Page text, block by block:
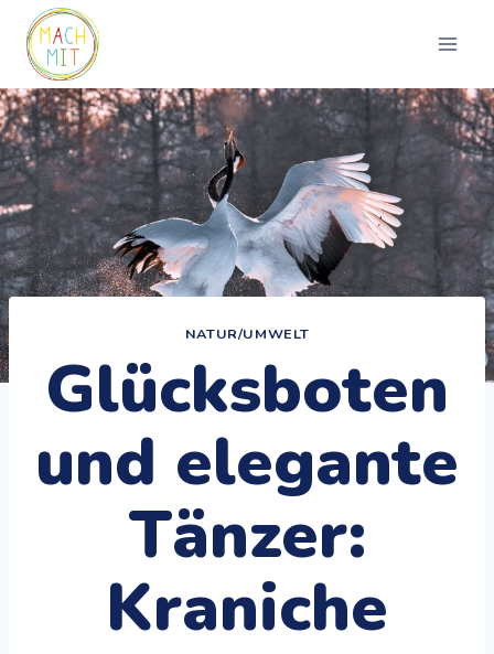
Zum
Inhalt
springen
NATUR/UMWELT
Glücksboten
und elegante
Tänzer:
Kraniche